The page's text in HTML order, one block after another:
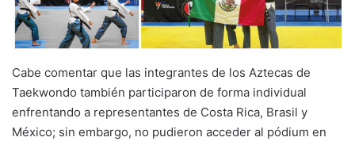
Cabe comentar que las integrantes de los Aztecas de
Taekwondo también participaron de forma individual
enfrentando a representantes de Costa Rica, Brasil y
México; sin embargo, no pudieron acceder al pódium en